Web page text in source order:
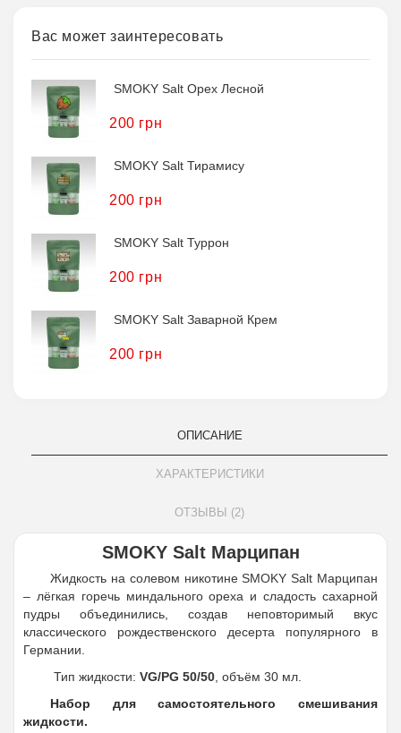
Вас может заинтересовать
SMOKY Salt Орех Лесной
200 грн
SMOKY Salt Тирамису
200 грн
SMOKY Salt Туррон
200 грн
SMOKY Salt Заварной Крем
200 грн
ОПИСАНИЕ
ХАРАКТЕРИСТИКИ
ОТЗЫВЫ (2)
SMOKY Salt Марципан
Жидкость на солевом никотине SMOKY Salt Марципан
– лёгкая горечь миндального ореха и сладость сахарной
пудры объединились, создав неповторимый вкус
классического рождественского десерта популярного в
Германии.
Тип жидкости: VG/PG 50/50 , объём 30 мл.
Набор для самостоятельного смешивания
жидкости.